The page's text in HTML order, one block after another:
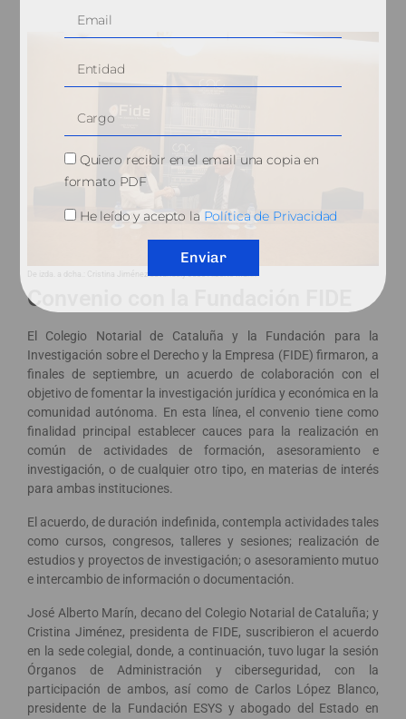
De izda. a dcha.: Cristina Jiménez Savurido.y José Alberto Marín
Convenio con la Fundación FIDE
El Colegio Notarial de Cataluña y la Fundación para la
Investigación sobre el Derecho y la Empresa (FIDE) firmaron, a
finales de septiembre, un acuerdo de colaboración con el
objetivo de fomentar la investigación jurídica y económica en la
comunidad autónoma. En esta línea, el convenio tiene como
finalidad principal establecer cauces para la realización en
común de actividades de formación, asesoramiento e
investigación, o de cualquier otro tipo, en materias de interés
para ambas instituciones.
El acuerdo, de duración indefinida, contempla actividades tales
como cursos, congresos, talleres y sesiones; realización de
estudios y proyectos de investigación; o asesoramiento mutuo
e intercambio de información o documentación.
José Alberto Marín, decano del Colegio Notarial de Cataluña; y
Cristina Jiménez, presidenta de FIDE, suscribieron el acuerdo
en la sede colegial, donde, a continuación, tuvo lugar la sesión
Órganos de Administración y ciberseguridad, con la
participación de ambos, así como de Carlos López Blanco,
presidente de la Fundación ESYS y abogado del Estado en
Quiero recibir en el email una copia en
formato PDF
He leído y acepto la Política de Privacidad
Enviar